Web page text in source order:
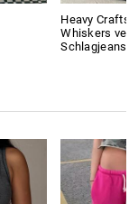
Heavy
Whiskers
Schlagjeans